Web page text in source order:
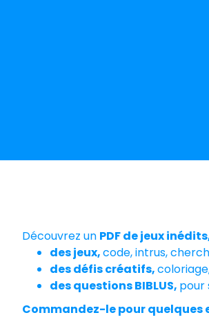
Découvrez un PDF de jeux
des jeux,code, intrus,
des défis créatifs,
des questions BIBLUS, pour
Commandez-le pour quelques